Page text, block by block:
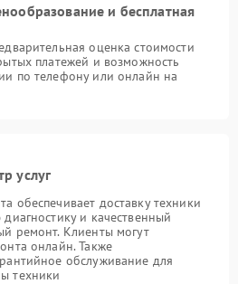
и бесплатная
оценка стоимости
платежей и возможность
по телефону или онлайн на
услуг
обеспечивает доставку техники
и качественный
ремонт. Клиенты могут
онлайн. Также
обслуживание для
техники